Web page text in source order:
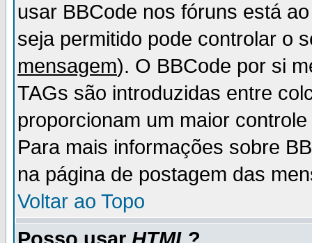
usar BBCode nos fóruns está
seja permitido pode controlar o
mensagem). O BBCode por si
TAGs são introduzidas entre
proporcionam um maior
Para mais informações sobre
na página de postagem das
Voltar ao Topo